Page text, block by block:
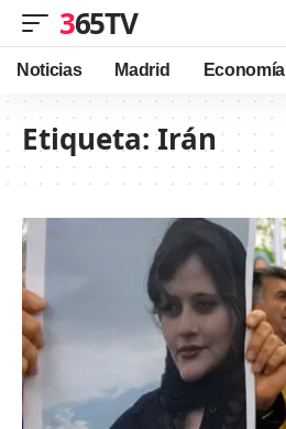
365TV
Noticias Madrid Economía
Etiqueta:Irán